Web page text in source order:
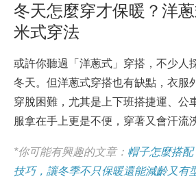
冬天怎麼穿才保暖？洋
米式穿法
或許你聽過「洋蔥式」穿搭，不少人
冬天。但洋蔥式穿搭也有缺點，衣服
穿脫困難，尤其是上下班搭捷運、公
服拿在手上更是不便，穿著又會汗流
*你可能有興趣的文章： 帽子怎麼搭
技巧，讓冬季不只保暖還能減齡又有